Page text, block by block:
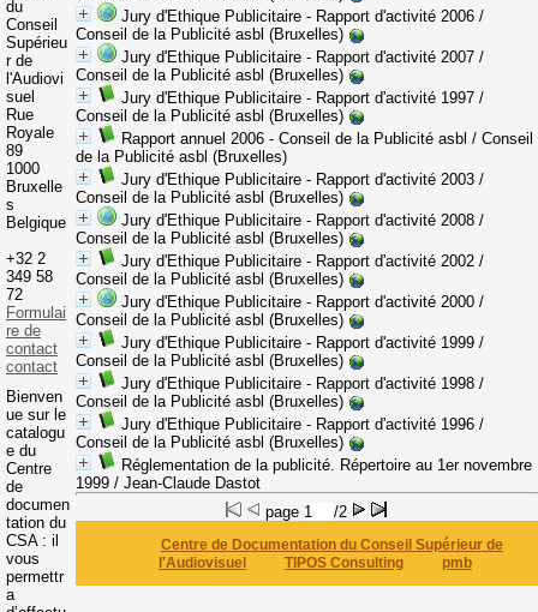
Jury d'Ethique Publicitaire - Rapport d'activité 2006/
Conseil de la Publicité asbl (Bruxelles)
Jury d'Ethique Publicitaire - Rapport d'activité 2007/
Conseil de la Publicité asbl (Bruxelles)
Jury d'Ethique Publicitaire - Rapport d'activité 1997/
Conseil de la Publicité asbl (Bruxelles)
Rapport annuel 2006 - Conseil de la Publicité asbl / Conseil
de la Publicité asbl (Bruxelles)
Jury d'Ethique Publicitaire - Rapport d'activité 2003/
Conseil de la Publicité asbl (Bruxelles)
Jury d'Ethique Publicitaire - Rapport d'activité 2008/
Conseil de la Publicité asbl (Bruxelles)
Jury d'Ethique Publicitaire - Rapport d'activité 2002/
Conseil de la Publicité asbl (Bruxelles)
Jury d'Ethique Publicitaire - Rapport d'activité 2000/
Conseil de la Publicité asbl (Bruxelles)
Jury d'Ethique Publicitaire - Rapport d'activité 1999/
Conseil de la Publicité asbl (Bruxelles)
Jury d'Ethique Publicitaire - Rapport d'activité 1998/
Conseil de la Publicité asbl (Bruxelles)
Jury d'Ethique Publicitaire - Rapport d'activité 1996/
Conseil de la Publicité asbl (Bruxelles)
Réglementation de la publicité. Répertoire au 1er novembre
1999/ Jean-Claude Dastot
page
/2
Centre de Documentation du Conseil Supérieur de
l'Audiovisuel
TIPOS Consulting pmb
du
Conseil
Supérieu
r de
l'Audiovi
suel
Rue
Royale
89
1000
Bruxelle
s
Belgique
+32 2
349 58
72
Formulai
re de
contact
contact
Bienven
ue sur le
catalogu
e du
Centre
de
documen
tation du
CSA : il
vous
permettr
a